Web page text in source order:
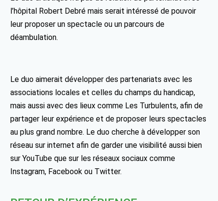
l’hôpital Robert Debré mais serait intéressé de pouvoir
leur proposer un spectacle ou un parcours de
déambulation.
Le duo aimerait développer des partenariats avec les
associations locales et celles du champs du handicap,
mais aussi avec des lieux comme Les Turbulents, afin de
partager leur expérience et de proposer leurs spectacles
au plus grand nombre. Le duo cherche à développer son
réseau sur internet afin de garder une visibilité aussi bien
sur YouTube que sur les réseaux sociaux comme
Instagram, Facebook ou Twitter.